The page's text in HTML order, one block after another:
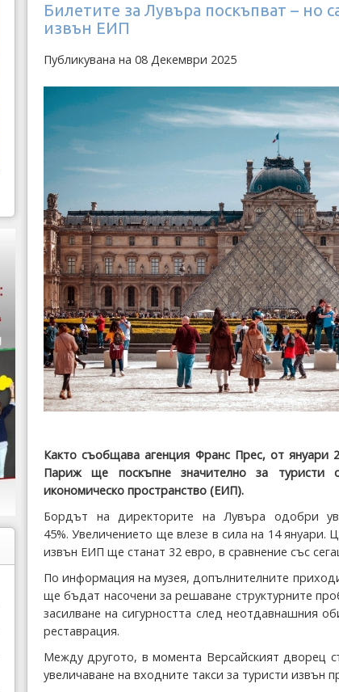
Билетите за Лувъра поскъпват – но
извън ЕИП
Публикувана на 08 Декември 2025
Както съобщава агенция Франс Прес, от януари
Париж ще поскъпне значително за туристи
икономическо пространство (ЕИП).
Бордът на директорите на Лувъра одобри
45%. Увеличението ще влезе в сила на 14 януари.
извън ЕИП ще станат 32 евро, в сравнение със
По информация на музея, допълнителните
ще бъдат насочени за решаване структурните
засилване на сигурността след неотдавнашния
реставрация.
Между другото, в момента Версайският дворец
увеличаване на входните такси за туристи извън